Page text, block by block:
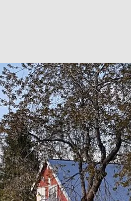
SELFICA ARRANGEMENTER